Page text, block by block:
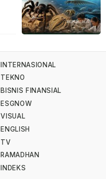
INTERNASIONAL
TEKNO
BISNIS FINANSIAL
ESGNOW
VISUAL
ENGLISH
TV
RAMADHAN
INDEKS